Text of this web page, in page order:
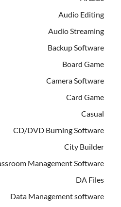
Audio Editing
Audio Streaming
Backup Software
Board Game
Camera Software
Card Game
Casual
CD/DVD Burning Software
City Builder
Management Software
DA Files
Data Management software